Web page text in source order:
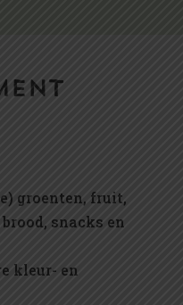
groenten, fruit,
snacks en
kleur- en